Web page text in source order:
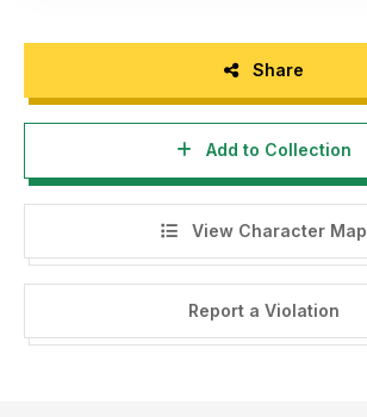
Follow My Social Media
www.instagram.com/minetypestudio
Share
Add to Collection
View Character Map
Report a Violation